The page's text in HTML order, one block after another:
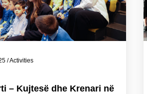
/Activities
– Kujtesë dhe Krenari në